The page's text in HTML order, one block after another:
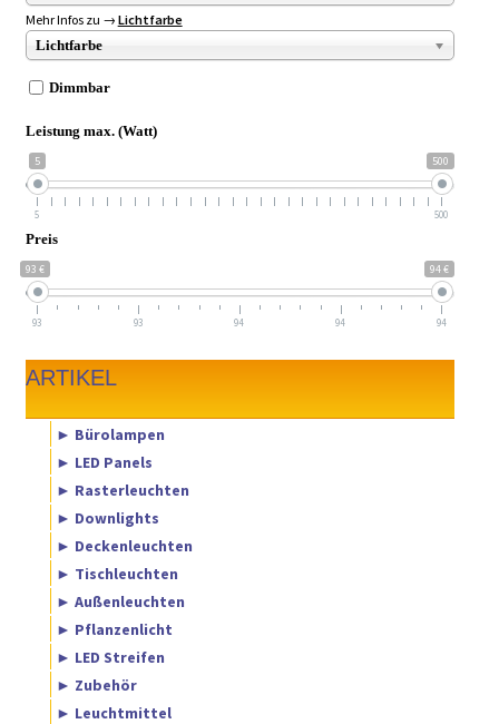
Mehr Infos zu → Lichtfarbe
Lichtfarbe
Dimmbar
Leistung max. (Watt)
5 500
5 500
Preis
93 € 94 €
93 93 94 94 94
ARTIKEL
► Bürolampen
► LED Panels
► Rasterleuchten
► Downlights
► Deckenleuchten
► Tischleuchten
► Außenleuchten
► Pflanzenlicht
► LED Streifen
► Zubehör
► Leuchtmittel